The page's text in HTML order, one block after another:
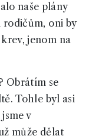
naše plány
rodičům, oni by
jenom na
Obrátím se
Tohle byl asi
v
může dělat